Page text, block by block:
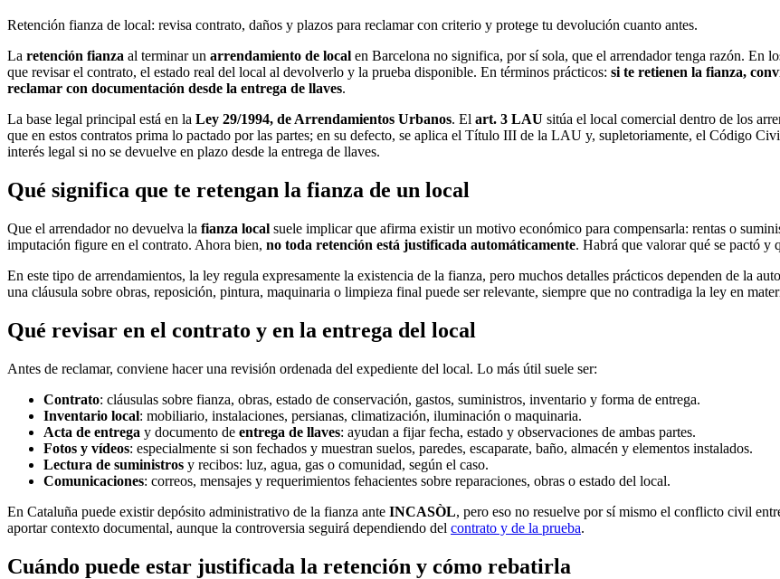
Retención fianza de local: revisa contrato, daños y plazos para reclamar con criterio y protege tu devolución cuanto antes.
La retención fianza al terminar un arrendamiento de local en Barcelona no significa, por sí sola, que el arrendador tenga razón. En
que revisar el contrato, el estado real del local al devolverlo y la prueba disponible. En términos prácticos: si te retienen la fianza,
reclamar con documentación desde la entrega de llaves.
La base legal principal está en la Ley 29/1994, de Arrendamientos Urbanos. El art. 3 LAU sitúa el local comercial dentro de los
que en estos contratos prima lo pactado por las partes; en su defecto, se aplica el Título III de la LAU y, supletoriamente, el Código
interés legal si no se devuelve en plazo desde la entrega de llaves.
Qué significa que te retengan la fianza de un local
Que el arrendador no devuelva la fianza local suele implicar que afirma existir un motivo económico para compensarla: rentas o
imputación figure en el contrato. Ahora bien, no toda retención está justificada automáticamente. Habrá que valorar qué se pactó y
En este tipo de arrendamientos, la ley regula expresamente la existencia de la fianza, pero muchos detalles prácticos dependen de la
una cláusula sobre obras, reposición, pintura, maquinaria o limpieza final puede ser relevante, siempre que no contradiga la ley en
Qué revisar en el contrato y en la entrega del local
Antes de reclamar, conviene hacer una revisión ordenada del expediente del local. Lo más útil suele ser:
Contrato: cláusulas sobre fianza, obras, estado de conservación, gastos, suministros, inventario y forma de entrega.
Inventario local: mobiliario, instalaciones, persianas, climatización, iluminación o maquinaria.
Acta de entrega y documento de entrega de llaves: ayudan a fijar fecha, estado y observaciones de ambas partes.
Fotos y vídeos: especialmente si son fechados y muestran suelos, paredes, escaparate, baño, almacén y elementos instalados.
Lectura de suministros y recibos: luz, agua, gas o comunidad, según el caso.
Comunicaciones: correos, mensajes y requerimientos fehacientes sobre reparaciones, obras o estado del local.
En Cataluña puede existir depósito administrativo de la fianza ante INCASÒL, pero eso no resuelve por sí mismo el conflicto civil
aportar contexto documental, aunque la controversia seguirá dependiendo del contrato y de la prueba.
Cuándo puede estar justificada la retención y cómo rebatirla